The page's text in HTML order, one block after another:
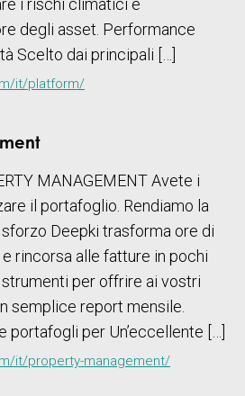
i rischi climatici e
degli asset. Performance
Scelto dai principali […]
it/platform/
MANAGEMENT Avete i
il portafoglio. Rendiamo la
Deepki trasforma ore di
rincorsa alle fatture in pochi
per offrire ai vostri
semplice report mensile.
portafogli per Un’eccellente […]
it/property-management/